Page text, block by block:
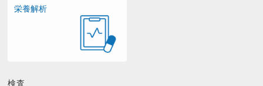
栄養解析
検査